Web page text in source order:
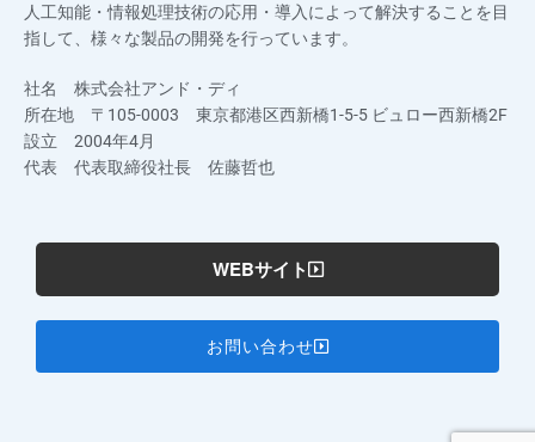
人工知能・情報処理技術の応用・導入によって解決することを目
指して、様々な製品の開発を行っています。
社名 株式会社アンド・ディ
所在地 〒105-0003 東京都港区西新橋1-5-5 ビュロー西新橋2F
設立 2004年4月
代表 代表取締役社長 佐藤哲也
WEBサイト
お問い合わせ